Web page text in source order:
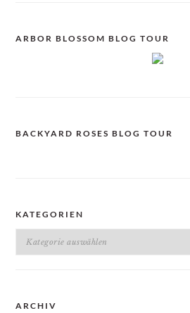
ARBOR BLOSSOM BLOG TOUR
BACKYARD ROSES BLOG TOUR
KATEGORIEN
Kategorien
ARCHIV